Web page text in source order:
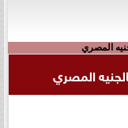
المصري
المصري